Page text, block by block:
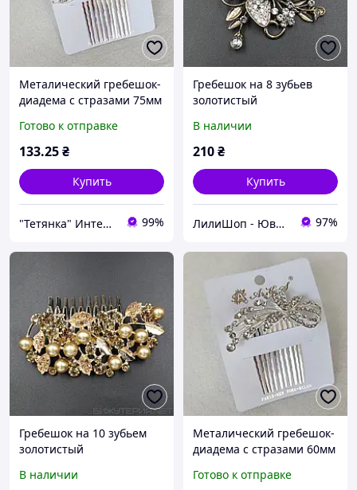
Металический гребешок-
диадема с стразами 75мм
Готово к отправке
133.25₴
Купить
"Тетянка" Интернет-магазин 99%
Гребешок на 8 зубьев
золотистый
белым жемчугом и
камнями бабочка 5,5х7,5
В наличии
210₴
Купить
ЛилиШоп - Ювелирные украшения и аксессуары, подарочная упаковка 97%
Гребешок на 10 зубьем
золотистый
жемчужинами и камнями
В наличии
Металический гребешок-
диадема с стразами 60мм
Готово к отправке